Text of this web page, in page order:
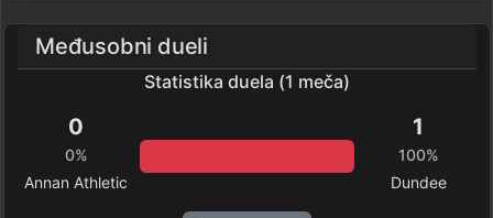
Međusobni dueli
Statistika duela (1 meča)
0
0%
Annan Athletic
1
100%
Dundee